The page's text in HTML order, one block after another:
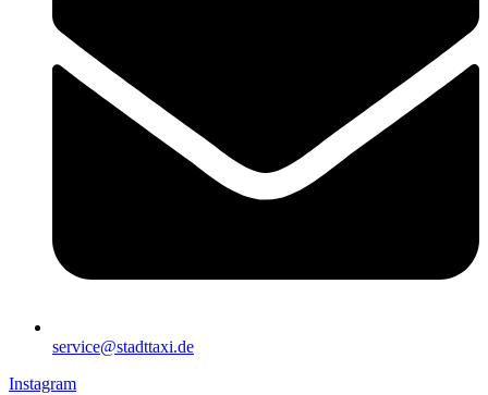
service@stadttaxi.de
Instagram